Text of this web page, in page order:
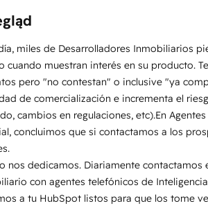
miles de Desarrolladores Inmobiliarios
cuando muestran interés en su producto.
pero "no contestan" o inclusive "ya
de comercialización e incrementa el
cambios en regulaciones, etc).En
concluimos que si contactamos a los
nos dedicamos. Diariamente
con agentes telefónicos de
a tu HubSpot listos para que los tome